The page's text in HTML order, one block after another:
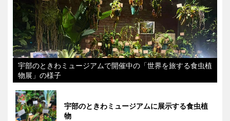
宇部のときわミュージアムで開催中の「世界を旅する食虫植
物展」の様子
宇部のときわミュージアムに展示する食虫植
物